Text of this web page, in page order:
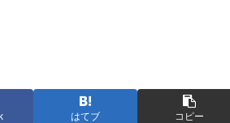
はてブ コピー